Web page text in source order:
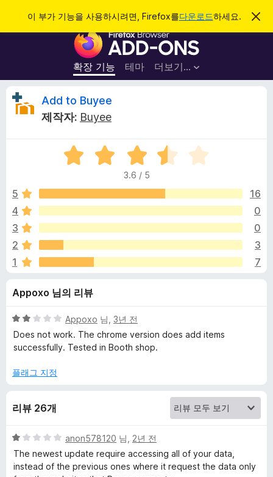
이 부가 기능을 사용하시려면, Firefox를다운로드하세요.
이
림
F
r
e
라
우
저
부
기
능
확장 기능 테마 더보기…
로그인
A
t
o
B
u
y
e
e
에
대
한
Add to Buyee
제작자: Buyee
5
점
점
3
6
3.6 / 5
5
16
4
0
3
0
2
3
1
7
Appoxo 님의 리뷰
5
점
만
에
Appoxo 님, 3년 전
Does not work. The chrome version does add items
successfully. Tested in Booth shop.
플래그 지정
리뷰 26개
5
점
만
anon578120 님, 2년 전
The newest update require accessing all of your data,
instead of the previous ones where it request the data only